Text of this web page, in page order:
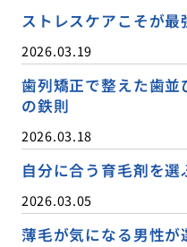
ストレスケアこそが
2026.03.19
歯列矯正で整えた歯
の鉄則
2026.03.18
自分に合う育毛剤を
2026.03.05
薄毛が気になる男性